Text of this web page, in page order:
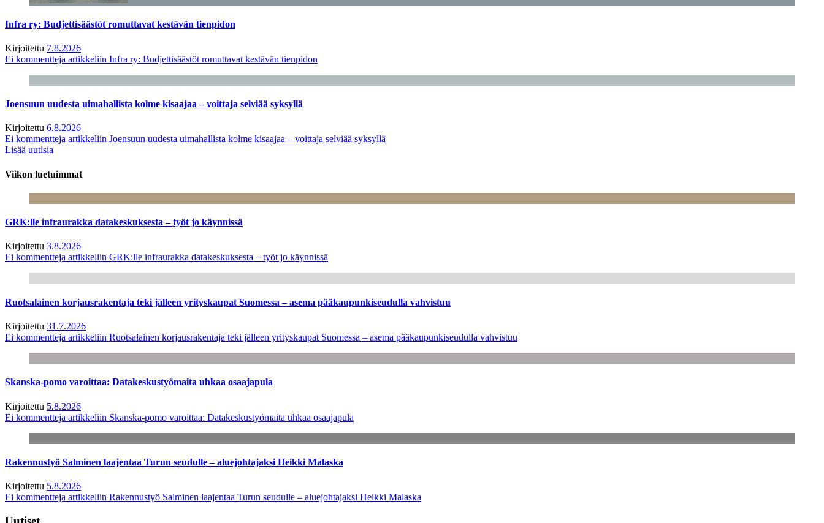
Infra ry: Budjettisäästöt romuttavat kestävän tienpidon
Kirjoitettu 7.8.2026
Ei kommentteja artikkeliin Infra ry: Budjettisäästöt romuttavat kestävän tienpidon
Joensuun uudesta uimahallista kolme kisaajaa – voittaja selviää syksyllä
Kirjoitettu 6.8.2026
Ei kommentteja artikkeliin Joensuun uudesta uimahallista kolme kisaajaa – voittaja selviää syksyllä
Lisää uutisia
Viikon luetuimmat
GRK:lle infraurakka datakeskuksesta – työt jo käynnissä
Kirjoitettu 3.8.2026
Ei kommentteja artikkeliin GRK:lle infraurakka datakeskuksesta – työt jo käynnissä
Ruotsalainen korjausrakentaja teki jälleen yrityskaupat Suomessa – asema pääkaupunkiseudulla vahvistuu
Kirjoitettu 31.7.2026
Ei kommentteja artikkeliin Ruotsalainen korjausrakentaja teki jälleen yrityskaupat Suomessa – asema pääkaupunkiseudulla vahvistuu
Skanska-pomo varoittaa: Datakeskustyömaita uhkaa osaajapula
Kirjoitettu 5.8.2026
Ei kommentteja artikkeliin Skanska-pomo varoittaa: Datakeskustyömaita uhkaa osaajapula
Rakennustyö Salminen laajentaa Turun seudulle – aluejohtajaksi Heikki Malaska
Kirjoitettu 5.8.2026
Ei kommentteja artikkeliin Rakennustyö Salminen laajentaa Turun seudulle – aluejohtajaksi Heikki Malaska